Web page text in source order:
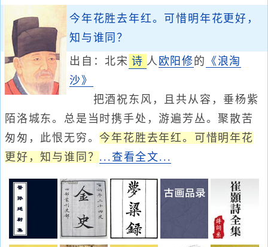
今年花胜去年红。可惜明年花更好，
知与谁同？
出自：北宋 诗 人 欧阳修 的 《浪淘
沙》
把酒祝东风，且共从容，垂杨紫
陌洛城东。总是当时携手处，游遍芳丛。聚散苦
匆匆，此恨无穷。 今年花胜去年红。可惜明年花
更好，知与谁同？ ...查看全文...